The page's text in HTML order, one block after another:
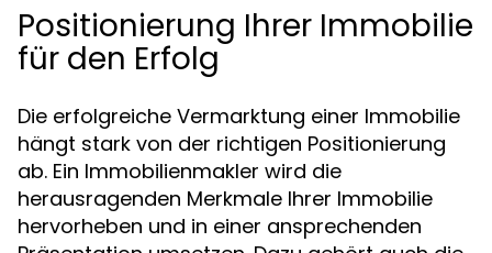
Positionierung Ihrer Immobilie
für den Erfolg
Die erfolgreiche Vermarktung einer Immobilie
hängt stark von der richtigen Positionierung
ab. Ein Immobilienmakler wird die
herausragenden Merkmale Ihrer Immobilie
hervorheben und in einer ansprechenden